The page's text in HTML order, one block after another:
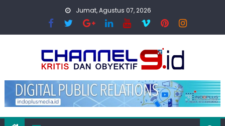
Jumat, Agustus 07, 2026